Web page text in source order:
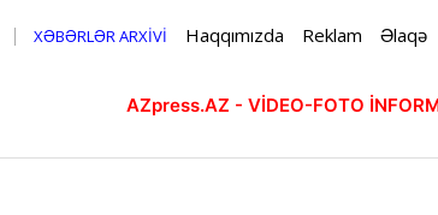
XƏBƏRLƏR ARXİVİ Haqqımızda Reklam Əlaqə
AZpress.AZ - VİDEO-FOTO